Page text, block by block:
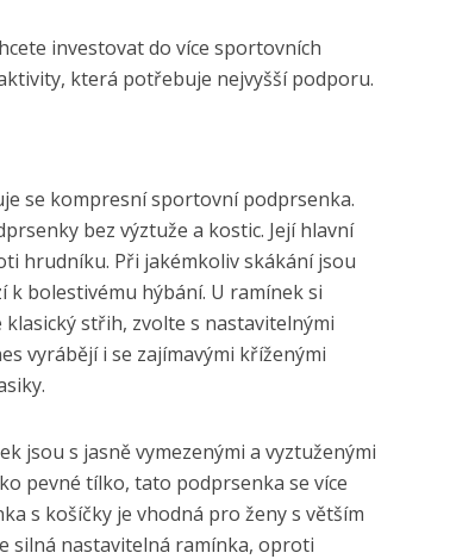
investovat do více sportovních
která potřebuje nejvyšší podporu.
se kompresní sportovní podprsenka.
bez výztuže a kostic. Její hlavní
hrudníku. Při jakémkoliv skákání jsou
k bolestivému hýbání. U ramínek si
střih, zvolte s nastavitelnými
vyrábějí i se zajímavými kříženými
jsou s jasně vymezenými a vyztuženými
pevné tílko, tato podprsenka se více
s košíčky je vhodná pro ženy s větším
silná nastavitelná ramínka, oproti